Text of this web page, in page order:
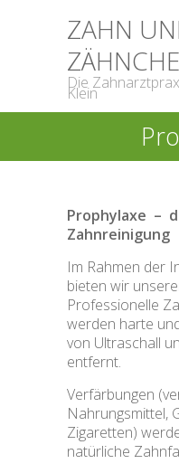
ZAHN
Die
Klein
Prophylaxe –
Zahnreinigung
Im Rahmen der
bieten wir
Professionelle
werden harte
von Ultraschall
entfernt.
Verfärbungen
Nahrungsmittel,
Zigaretten)
natürliche